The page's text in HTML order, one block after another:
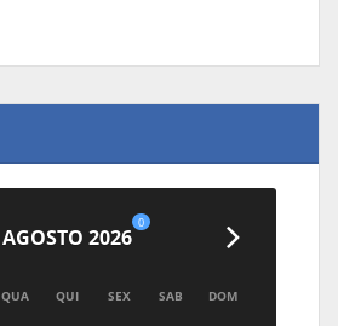
AGOSTO 2026
0
QUA QUI SEX SAB DOM